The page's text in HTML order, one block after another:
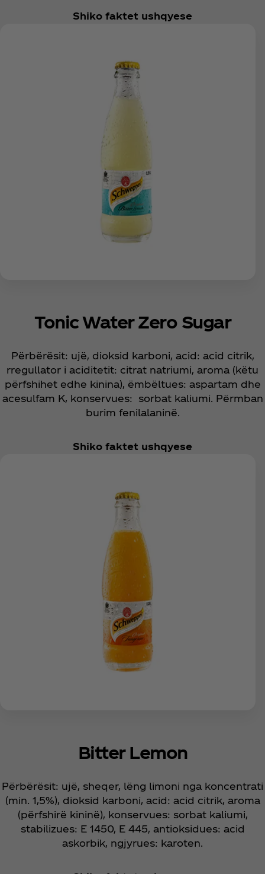
Shiko faktet ushqyese
Tonic Water Zero Sugar
Përbërësit: ujë, dioksid karboni, acid: acid citrik,
rregullator i aciditetit: citrat natriumi, aroma (këtu
përfshihet edhe kinina), ëmbëltues: aspartam dhe
acesulfam K, konservues: sorbat kaliumi. Përmban
burim fenilalaninë.
Shiko faktet ushqyese
Bitter Lemon
Përbërësit: ujë, sheqer, lëng limoni nga koncentrati
(min. 1,5%), dioksid karboni, acid: acid citrik, aroma
(përfshirë kininë), konservues: sorbat kaliumi,
stabilizues: E 1450, E 445, antioksidues: acid
askorbik, ngjyrues: karoten.